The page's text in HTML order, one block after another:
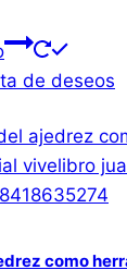
de deseos
como